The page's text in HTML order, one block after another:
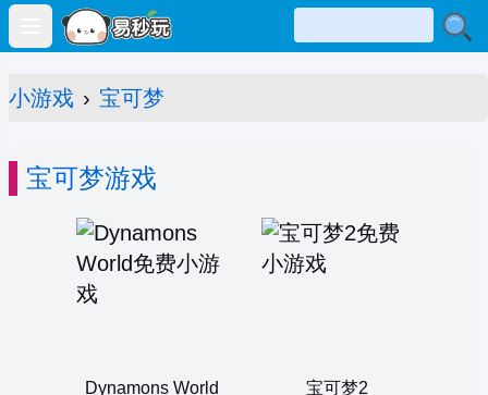
Open main menu
小游戏 › 宝可梦
宝可梦游戏
Dynamons World 宝可梦2